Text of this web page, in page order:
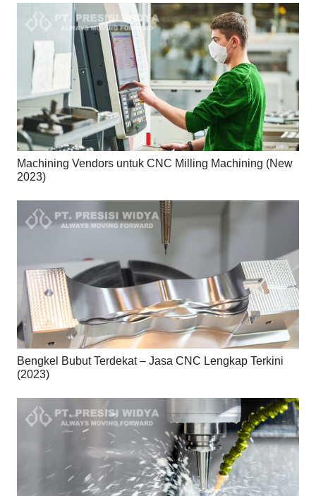
Machining Vendors untuk CNC Milling Machining (New
2023)
Bengkel Bubut Terdekat – Jasa CNC Lengkap Terkini
(2023)